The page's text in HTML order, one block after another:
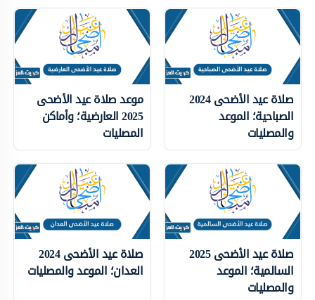
صلاة عيد الأضحى 2024
الصباحية؛ الموعد
والمصليات
موعد صلاة عيد الأضحى
2025 العارضية؛ وأماكن
المصليات
صلاة عيد الأضحى 2025
السالمية؛ الموعد
والمصليات
صلاة عيد الأضحى 2024
العدان؛ الموعد والمصليات